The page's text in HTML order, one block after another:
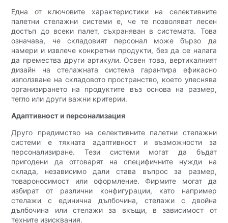
Една от ключовите характеристики на селективните
палетни стелажни системи е, че те позволяват лесен
достъп до всеки палет, съхраняван в системата. Това
означава, че складовият персонал може бързо да
намери и извлече конкретни продукти, без да се налага
да премества други артикули. Освен това, вертикалният
дизайн на стелажната система гарантира ефикасно
използване на складовото пространство, което улеснява
организирането на продуктите въз основа на размер,
тегло или други важни критерии.
Адаптивност и персонализация
Друго предимство на селективните палетни стелажни
системи е тяхната адаптивност и възможности за
персонализиране. Тези системи могат да бъдат
пригодени да отговарят на специфичните нужди на
склада, независимо дали става въпрос за размер,
товароносимост или оформление. Фирмите могат да
избират от различни конфигурации, като например
стелажи с единична дълбочина, стелажи с двойна
дълбочина или стелажи за вкъщи, в зависимост от
техните изисквания.